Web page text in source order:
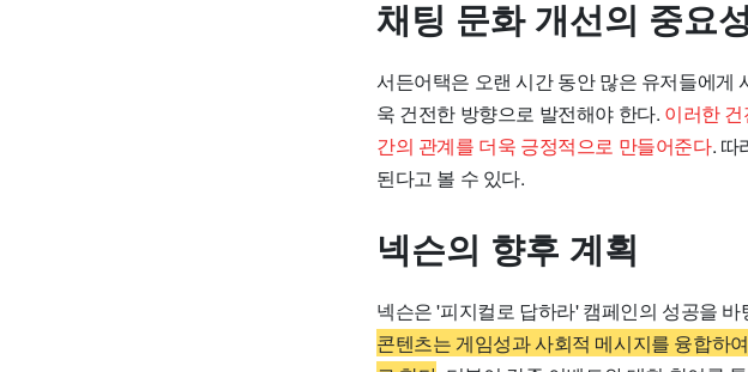
채팅 문화 개선의 중요성
서든어택은 오랜 시간 동안 많은 유저들에게
욱 건전한 방향으로 발전해야 한다. 이러한
간의 관계를 더욱 긍정적으로 만들어준다. 따
된다고 볼 수 있다.
넥슨의 향후 계획
넥슨은 '피지컬로 답하라' 캠페인의 성공을
콘텐츠는 게임성과 사회적 메시지를 융합하